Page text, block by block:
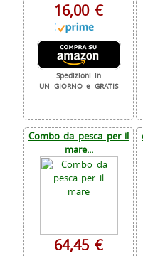
16,00 €
Spedizioni in
UN GIORNO e GRATIS
Combo da pesca per il
mare...
64,45 €